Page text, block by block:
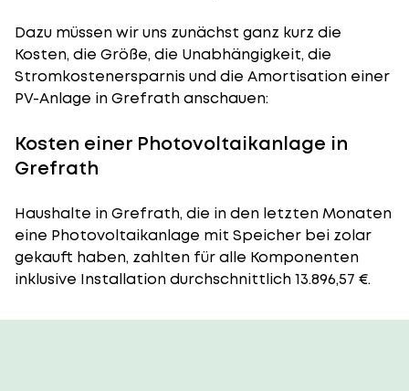
Dazu müssen wir uns zunächst ganz kurz die
Kosten, die Größe, die Unabhängigkeit, die
Stromkostenersparnis und die Amortisation einer
PV-Anlage in Grefrath anschauen:
Kosten einer Photovoltaikanlage in
Grefrath
Haushalte in Grefrath, die in den letzten Monaten
eine Photovoltaikanlage mit Speicher bei zolar
gekauft haben, zahlten für alle Komponenten
inklusive Installation durchschnittlich 13.896,57 €.